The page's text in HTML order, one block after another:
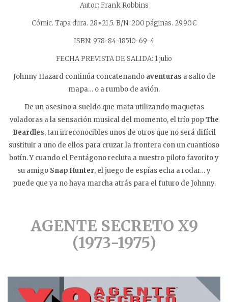
Autor: Frank Robbins
Cómic. Tapa dura. 28×21,5. B/N. 200 páginas. 29,90€
ISBN: 978-84-18510-69-4
FECHA PREVISTA DE SALIDA: 1 julio
Johnny Hazard continúa concatenando aventuras a salto de
mapa… o a rumbo de avión.
De un asesino a sueldo que mata utilizando maquetas
voladoras a la sensación musical del momento, el trío popThe
Beardles, tan irreconocibles unos de otros que no será difícil
sustituir a uno de ellos para cruzar la frontera con un cuantioso
botín. Y cuando el Pentágono recluta a nuestro piloto favorito y
su amigo Snap Hunter, el juego de espías echa a rodar… y
puede que ya no haya marcha atrás para el futuro de Johnny.
AGENTE SECRETO X9
(1973-1975)